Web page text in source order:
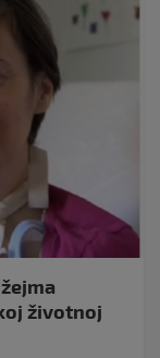
životnoj